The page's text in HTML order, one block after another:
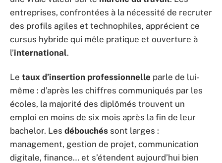
entreprises, confrontées à la nécessité de recruter
des profils agiles et technophiles, apprécient ce
cursus hybride qui mêle pratique et ouverture à
l’international.
Le taux d’insertion professionnelle parle de lui-
même : d’après les chiffres communiqués par les
écoles, la majorité des diplômés trouvent un
emploi en moins de six mois après la fin de leur
bachelor. Les débouchés sont larges :
management, gestion de projet, communication
digitale, finance… et s’étendent aujourd’hui bien